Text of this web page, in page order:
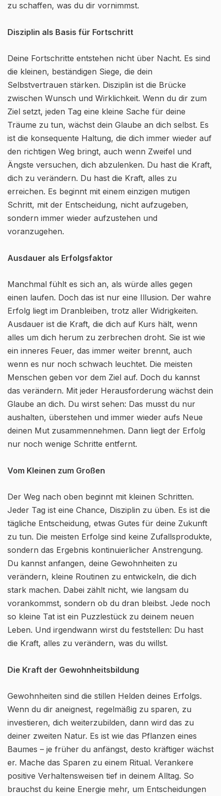
zu schaffen, was du dir vornimmst.
Disziplin als Basis für Fortschritt
Deine Fortschritte entstehen nicht über Nacht. Es sind
die kleinen, beständigen Siege, die dein
Selbstvertrauen stärken. Disziplin ist die Brücke
zwischen Wunsch und Wirklichkeit. Wenn du dir zum
Ziel setzt, jeden Tag eine kleine Sache für deine
Träume zu tun, wächst dein Glaube an dich selbst. Es
ist die konsequente Haltung, die dich immer wieder auf
den richtigen Weg bringt, auch wenn Zweifel und
Ängste versuchen, dich abzulenken. Du hast die Kraft,
dich zu verändern. Du hast die Kraft, alles zu
erreichen. Es beginnt mit einem einzigen mutigen
Schritt, mit der Entscheidung, nicht aufzugeben,
sondern immer wieder aufzustehen und
voranzugehen.
Ausdauer als Erfolgsfaktor
Manchmal fühlt es sich an, als würde alles gegen
einen laufen. Doch das ist nur eine Illusion. Der wahre
Erfolg liegt im Dranbleiben, trotz aller Widrigkeiten.
Ausdauer ist die Kraft, die dich auf Kurs hält, wenn
alles um dich herum zu zerbrechen droht. Sie ist wie
ein inneres Feuer, das immer weiter brennt, auch
wenn es nur noch schwach leuchtet. Die meisten
Menschen geben vor dem Ziel auf. Doch du kannst
das verändern. Mit jeder Herausforderung wächst dein
Glaube an dich. Du wirst sehen: Das musst du nur
aushalten, überstehen und immer wieder aufs Neue
deinen Mut zusammennehmen. Dann liegt der Erfolg
nur noch wenige Schritte entfernt.
Vom Kleinen zum Großen
Der Weg nach oben beginnt mit kleinen Schritten.
Jeder Tag ist eine Chance, Disziplin zu üben. Es ist die
tägliche Entscheidung, etwas Gutes für deine Zukunft
zu tun. Die meisten Erfolge sind keine Zufallsprodukte,
sondern das Ergebnis kontinuierlicher Anstrengung.
Du kannst anfangen, deine Gewohnheiten zu
verändern, kleine Routinen zu entwickeln, die dich
stark machen. Dabei zählt nicht, wie langsam du
vorankommst, sondern ob du dran bleibst. Jede noch
so kleine Tat ist ein Puzzlestück zu deinem neuen
Leben. Und irgendwann wirst du feststellen: Du hast
die Kraft, alles zu verändern, was du willst.
Die Kraft der Gewohnheitsbildung
Gewohnheiten sind die stillen Helden deines Erfolgs.
Wenn du dir aneignest, regelmäßig zu sparen, zu
investieren, dich weiterzubilden, dann wird das zu
deiner zweiten Natur. Es ist wie das Pflanzen eines
Baumes – je früher du anfängst, desto kräftiger wächst
er. Mache das Sparen zu einem Ritual. Verankere
positive Verhaltensweisen tief in deinem Alltag. So
brauchst du keine Energie mehr, um Entscheidungen